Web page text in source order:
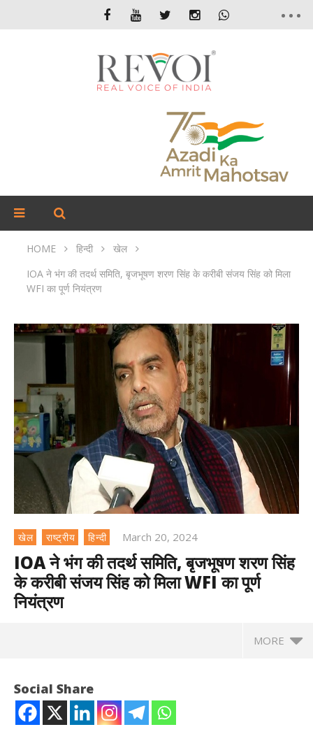
HOME हिन्दी
खेल
IOA ने भंग की तदर्थ समिति, बृजभूषण शरण सिंह के करीबी संजय सिंह को मिला
WFI का पूर्ण नियंत्रण
खेल राष्ट्रीय हिन्दी March 20, 2024
IOA ने भंग की तदर्थ समिति, बृजभूषण शरण सिंह
के करीबी संजय सिंह को मिला WFI का पूर्ण
नियंत्रण
MORE
Social Share